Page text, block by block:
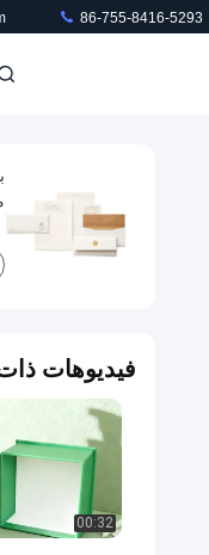
86-755-8416-5293
فيديوهات
00:32